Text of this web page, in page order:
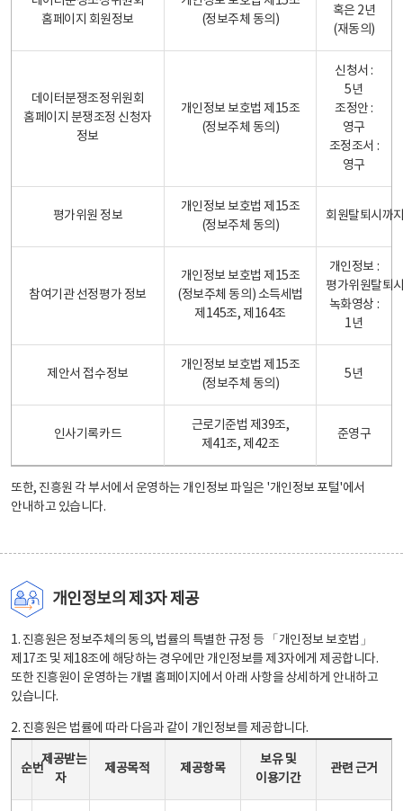
홈페이지 회원정보
(정보주체 동의)
혹은 2년
(재동의)
데이터분쟁조정위원회
홈페이지 분쟁조정 신청자
정보
개인정보 보호법 제15조
(정보주체 동의)
신청서 :
5년
조정안 :
영구
조정조서 :
영구
평가위원 정보
개인정보 보호법 제15조
(정보주체 동의)
회원탈퇴시까
참여기관 선정평가 정보
개인정보 보호법 제15조
(정보주체 동의) 소득세법
제145조, 제164조
개인정보 :
평가위원탈퇴
녹화영상 :
1년
제안서 접수정보
개인정보 보호법 제15조
(정보주체 동의)
5년
인사기록카드
근로기준법 제39조,
제41조, 제42조
준영구
또한, 진흥원 각 부서에서 운영하는 개인정보 파일은 '개인정보 포털'에서
안내하고 있습니다.
개인정보의 제3자 제공
1. 진흥원은 정보주체의 동의, 법률의 특별한 규정 등 「개인정보 보호법」
제17조 및 제18조에 해당하는 경우에만 개인정보를 제3자에게 제공합니다.
또한 진흥원이 운영하는 개별 홈페이지에서 아래 사항을 상세하게 안내하고
있습니다.
2. 진흥원은 법률에 따라 다음과 같이 개인정보를 제공합니다.
순번
제공받는
자
제공목적 제공항목
보유 및
이용기간
관련 근거